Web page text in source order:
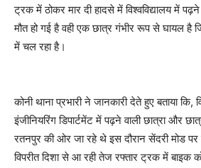
ट्रक में ठोकर मार दी हादसे में विश्वविद्यालय में
मौत हो गई है वही एक छात्र गंभीर रूप से घायल है
में चल रहा है।
कोनी थाना प्रभारी ने जानकारी देते हुए बताया
इंजीनियरिंग डिपार्टमेंट में पढ़ने वाली छात्रा और
रतनपुर की ओर जा रहे थे इस दौरान सेंदरी मोड पर
विपरीत दिशा से आ रही तेज रफ्तार ट्रक में बाइक